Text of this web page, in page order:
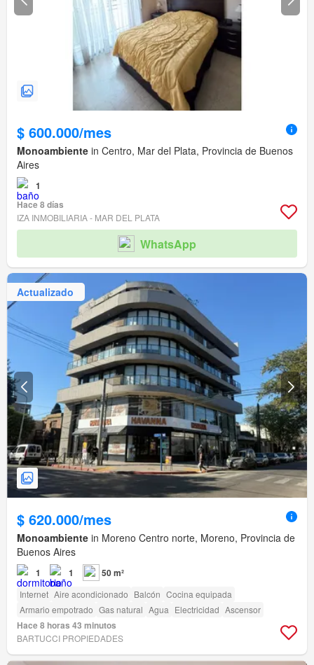
$ 600.000/mes
Monoambiente in Centro, Mar del Plata, Provincia de Buenos
Aires
1
Hace 8 días
IZA INMOBILIARIA - MAR DEL PLATA
WhatsApp
Actualizado
$ 620.000/mes
Monoambiente in Moreno Centro norte, Moreno, Provincia de
Buenos Aires
1 1 50 m²
Internet Aire acondicionado Balcón Cocina equipada
Armario empotrado Gas natural Agua Electricidad Ascensor
Hace 8 horas 43 minutos
BARTUCCI PROPIEDADES